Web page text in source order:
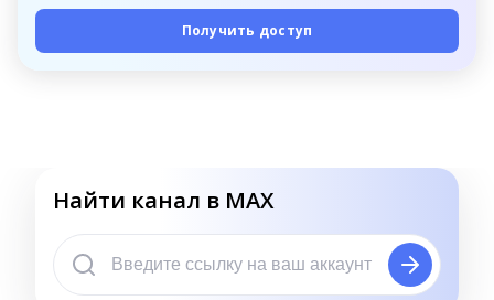
Получить доступ
Найти канал в MAX